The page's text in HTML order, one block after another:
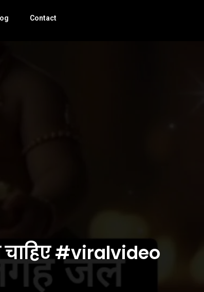
Contact
#viralvideo